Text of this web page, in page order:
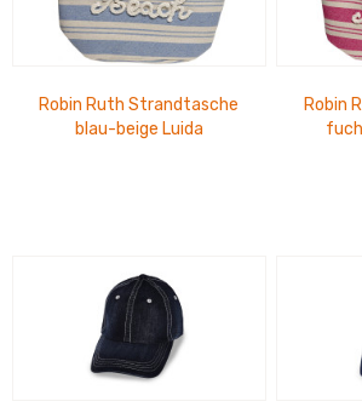
Robin Ruth Strandtasche
blau-beige Luida
Robin